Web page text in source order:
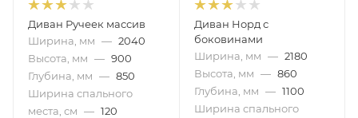
Диван Ручеек массив
Ширина, мм — 2040
Высота, мм — 900
Глубина, мм — 850
Ширина спального
места, см — 120
Диван Норд с
боковинами
Ширина, мм — 2180
Высота, мм — 860
Глубина, мм — 1100
Ширина спального